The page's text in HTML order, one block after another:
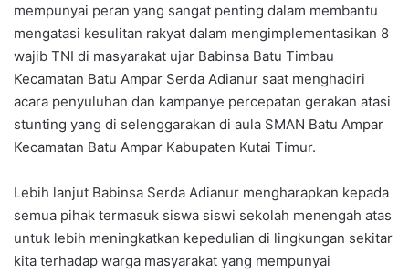
mempunyai peran yang sangat penting dalam membantu
mengatasi kesulitan rakyat dalam mengimplementasikan 8
wajib TNI di masyarakat ujar Babinsa Batu Timbau
Kecamatan Batu Ampar Serda Adianur saat menghadiri
acara penyuluhan dan kampanye percepatan gerakan atasi
stunting yang di selenggarakan di aula SMAN Batu Ampar
Kecamatan Batu Ampar Kabupaten Kutai Timur.
Lebih lanjut Babinsa Serda Adianur mengharapkan kepada
semua pihak termasuk siswa siswi sekolah menengah atas
untuk lebih meningkatkan kepedulian di lingkungan sekitar
kita terhadap warga masyarakat yang mempunyai